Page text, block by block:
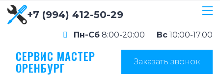
+7 (994) 412-50-29
Пн-Сб 8:00-20:00 Вс 10:00-17.00
СЕРВИС МАСТЕР
ОРЕНБУРГ Заказать звонок